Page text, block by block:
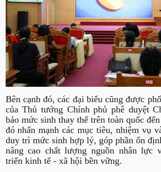
Bên cạnh đó, các đại biểu cũng được
của Thủ tướng Chính phủ phê duyệt
bảo mức sinh thay thế trên toàn quốc
đó nhấn mạnh các mục tiêu, nhiệm vụ
duy trì mức sinh hợp lý, góp phần ổn
nâng cao chất lượng nguồn nhân lực
triển kinh tế - xã hội bền vững.